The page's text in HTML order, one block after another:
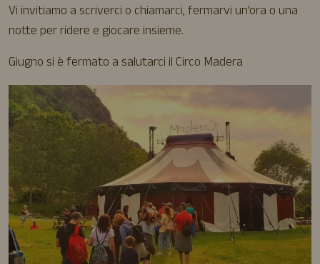
Vi invitiamo a scriverci o chiamarci, fermarvi un’ora o una
notte per ridere e giocare insieme.
Giugno si è fermato a salutarci il Circo Madera